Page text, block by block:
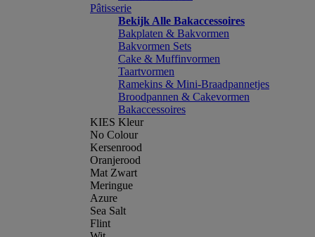
Pâtisserie
Bekijk Alle Bakaccessoires
Bakplaten & Bakvormen
Bakvormen Sets
Cake & Muffinvormen
Taartvormen
Ramekins & Mini-Braadpannetjes
Broodpannen & Cakevormen
Bakaccessoires
KIES Kleur
No Colour
Kersenrood
Oranjerood
Mat Zwart
Meringue
Azure
Sea Salt
Flint